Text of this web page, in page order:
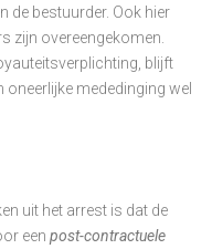
de bestuurder. Ook hier
zijn overeengekomen.
blijft
oneerlijke mededinging wel
uit het arrest is dat de
een post-contractuele